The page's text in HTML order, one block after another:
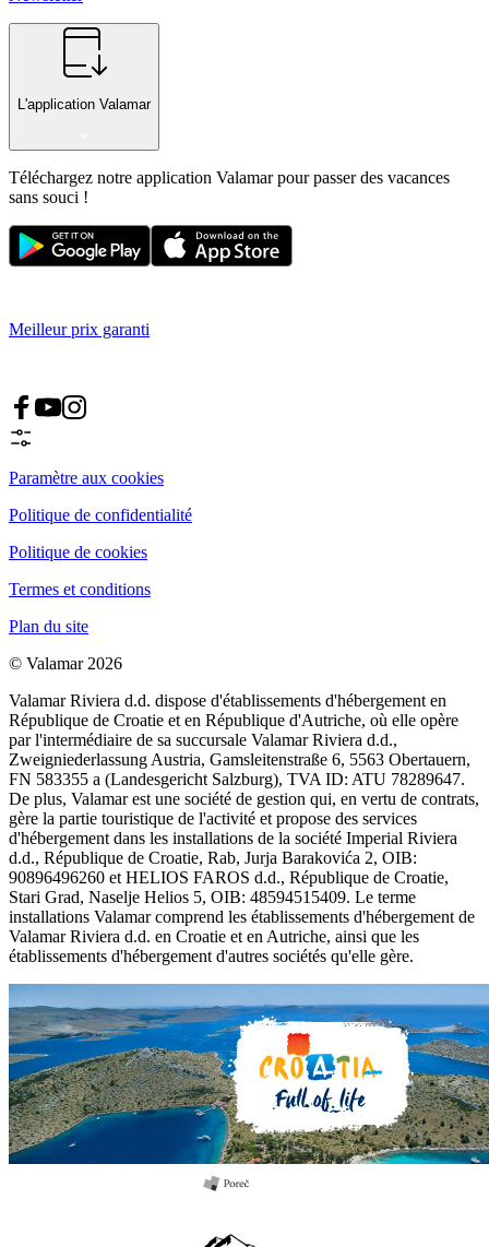
L'application Valamar
Téléchargez notre application Valamar pour passer des vacances
sans souci !
Meilleur prix garanti
Paramètre aux cookies
Politique de confidentialité
Politique de cookies
Termes et conditions
Plan du site
© Valamar 2026
Valamar Riviera d.d. dispose d'établissements d'hébergement en
République de Croatie et en République d'Autriche, où elle opère
par l'intermédiaire de sa succursale Valamar Riviera d.d.,
Zweigniederlassung Austria, Gamsleitenstraße 6, 5563 Obertauern,
FN 583355 a (Landesgericht Salzburg), TVA ID: ATU 78289647.
De plus, Valamar est une société de gestion qui, en vertu de contrats,
gère la partie touristique de l'activité et propose des services
d'hébergement dans les installations de la société Imperial Riviera
d.d., République de Croatie, Rab, Jurja Barakovića 2, OIB:
90896496260 et HELIOS FAROS d.d., République de Croatie,
Stari Grad, Naselje Helios 5, OIB: 48594515409. Le terme
installations Valamar comprend les établissements d'hébergement de
Valamar Riviera d.d. en Croatie et en Autriche, ainsi que les
établissements d'hébergement d'autres sociétés qu'elle gère.